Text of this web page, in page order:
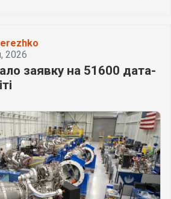
2026
заявку на 51600 дата-